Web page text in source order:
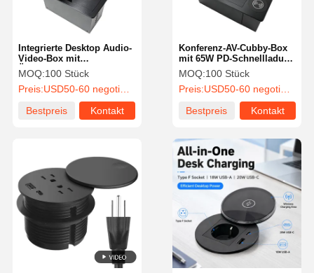
Konferenz-AV-Cubby-Box
mit 65W PD-Schnellladung
15W Qi-Wireless-Ladung
und 2 RJ45-Netzwerk-Ports
MOQ:100 Stück
Preis:USD50-60 negotiated for wholesale order
Bestpreis
Kontakt
Integrierte Desktop Audio-
Video-Box mit
Überspannungsschutz
und Steckdose für
Konferenztische
MOQ:100 Stück
Preis:USD50-60 negotiated for wholesale order
Bestpreis
Kontakt